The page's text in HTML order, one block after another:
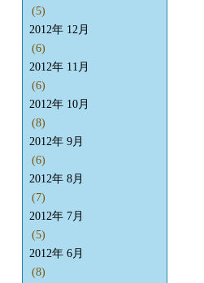
(5)
2012年 12月
(6)
2012年 11月
(6)
2012年 10月
(8)
2012年 9月
(6)
2012年 8月
(7)
2012年 7月
(5)
2012年 6月
(8)